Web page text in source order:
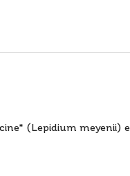
(Lepidium meyenii)